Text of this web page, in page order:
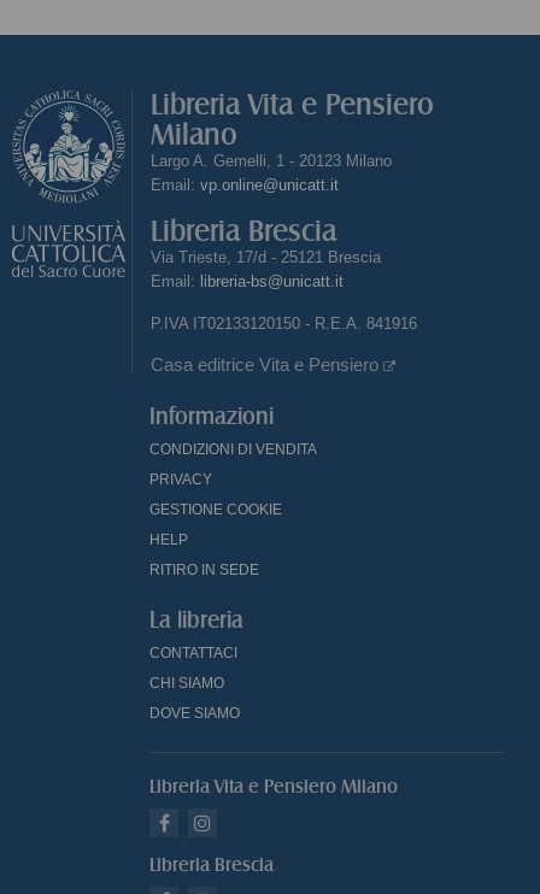
Libreria Vita e Pensiero
Milano
Largo A. Gemelli, 1 - 20123 Milano
Email: vp.online@unicatt.it
Libreria Brescia
Via Trieste, 17/d - 25121 Brescia
Email: libreria-bs@unicatt.it
P.IVA IT02133120150 - R.E.A. 841916
Casa editrice Vita e Pensiero
Informazioni
CONDIZIONI DI VENDITA
PRIVACY
GESTIONE COOKIE
HELP
RITIRO IN SEDE
La libreria
CONTATTACI
CHI SIAMO
DOVE SIAMO
Libreria Vita e Pensiero Milano
Libreria Brescia